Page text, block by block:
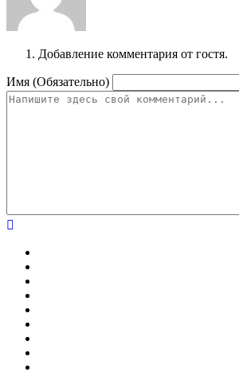
Добавление комментария от гостя.
Имя (Обязательно)